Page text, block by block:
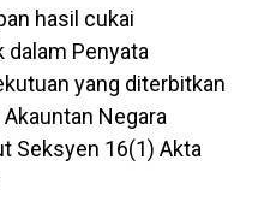
hasil cukai
Penyata
yang diterbitkan
Negara
Seksyen 16(1) Akta